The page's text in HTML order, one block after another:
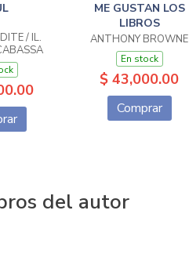
/ IL.
ME GUSTAN LOS
LIBROS
ANTHONY BROWNE
En stock
$ 43,000.00
Comprar
del autor